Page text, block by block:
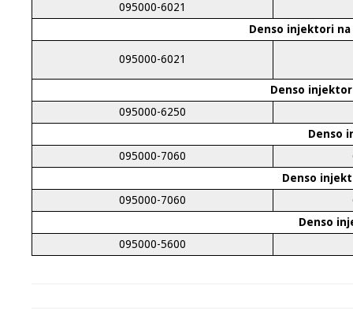
095000-6021
Denso injektori na
095000-6021
Denso
095000-6250
Denso
095000-7060
Denso
095000-7060
Denso
095000-5600